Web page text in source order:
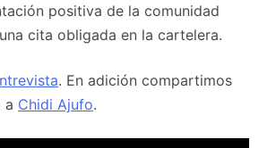
positiva de la comunidad
cita obligada en la cartelera.
. En adición compartimos
a Chidi Ajufo.